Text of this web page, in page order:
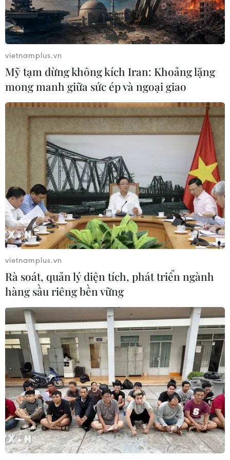
Xung đột tại Trung Đông: Tàu hàng
Ấn Độ bị đánh chìm trên Biển Đỏ
05/08/2026 04:40
Israel phát triển xét nghiệm máu đơn
giản giúp phát hiện sớm ung thư
phổi
05/08/2026 03:42
Italy có thể tham gia cơ chế xác minh
giải giáp Hezbollah tại Nam Liban
04/08/2026 22:42
Xem thêm
CƠ QUAN CHỦ QUẢN: THÔNG TẤN XÃ VIỆT NAM
Tổng Biên tập: TRẦN TIẾN DUẨN
Phó Tổng Biên tập: NGUYỄN THỊ TÁM, KHÚC THANH
THỦY
Sở hữu trí tuệ
Quy định sử dụng
RSS
Hỗ trợ
Ngôn ngữ
TTXVN
Dịch vụ tin
Quảng cáo
vietnamplus.vn
Mỹ tạm dừng không kích Iran: Khoảng lặng
mong manh giữa sức ép và ngoại giao
vietnamplus.vn
Rà soát, quản lý diện tích, phát triển ngành
hàng sầu riêng bền vững